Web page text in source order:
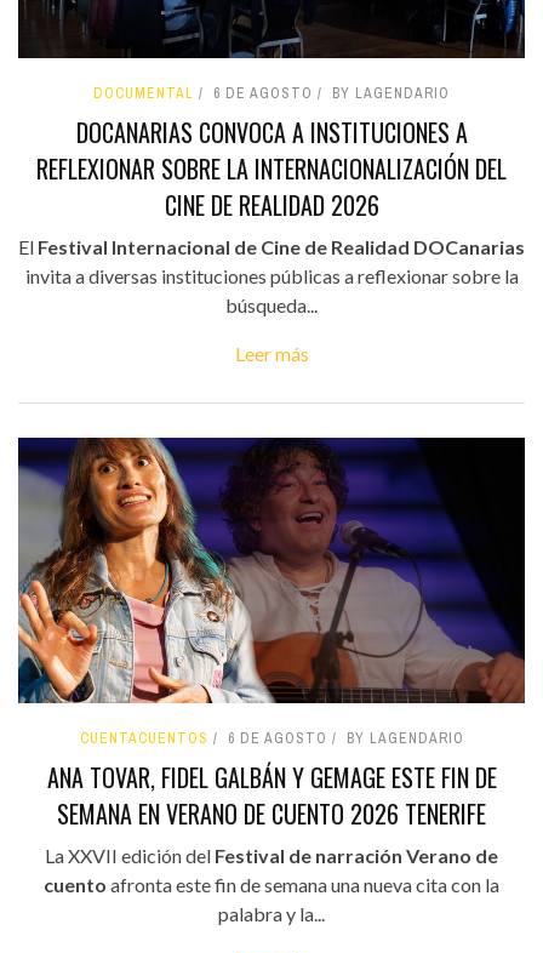
DOCUMENTAL 6 DE AGOSTO BY LAGENDARIO
DOCANARIAS CONVOCA A INSTITUCIONES A
REFLEXIONAR SOBRE LA INTERNACIONALIZACIÓN DEL
CINE DE REALIDAD 2026
El Festival Internacional de Cine de Realidad DOCanarias
invita a diversas instituciones públicas a reflexionar sobre la
búsqueda...
Leer más
CUENTACUENTOS 6 DE AGOSTO BY LAGENDARIO
ANA TOVAR, FIDEL GALBÁN Y GEMAGE ESTE FIN DE
SEMANA EN VERANO DE CUENTO 2026 TENERIFE
La XXVII edición del Festival de narración Verano de
cuento afronta este fin de semana una nueva cita con la
palabra y la...